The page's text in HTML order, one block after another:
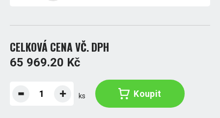
CELKOVÁ CENA VČ. DPH
65 969.20 Kč
ks Koupit